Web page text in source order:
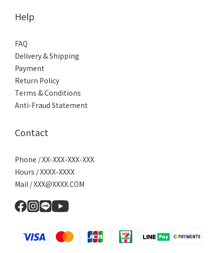
Help
FAQ
Delivery & Shipping
Payment
Return Policy
Terms & Conditions
Anti-Fraud Statement
Contact
Phone / XX-XXX-XXX-XXX
Hours / XXXX-XXXX
Mail / XXX@XXXX.COM